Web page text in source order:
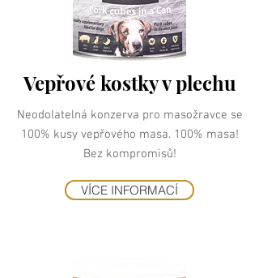
Vepřové kostky v plechu
Neodolatelná konzerva pro masožravce se
100% kusy vepřového masa. 100% masa!
Bez kompromisů!
VÍCE INFORMACÍ